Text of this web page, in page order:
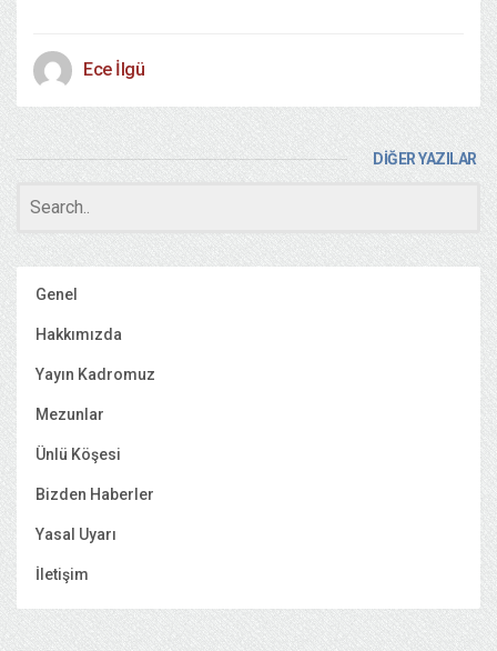
Ece İlgü
DİĞER YAZILAR
Genel
Hakkımızda
Yayın Kadromuz
Mezunlar
Ünlü Köşesi
Bizden Haberler
Yasal Uyarı
İletişim